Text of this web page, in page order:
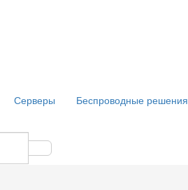
Серверы Беспроводные решения